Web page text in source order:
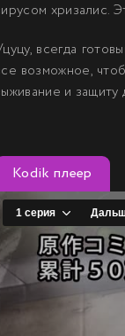
хризалис.
всегда
возможное,
и защиту
Kodik плеер